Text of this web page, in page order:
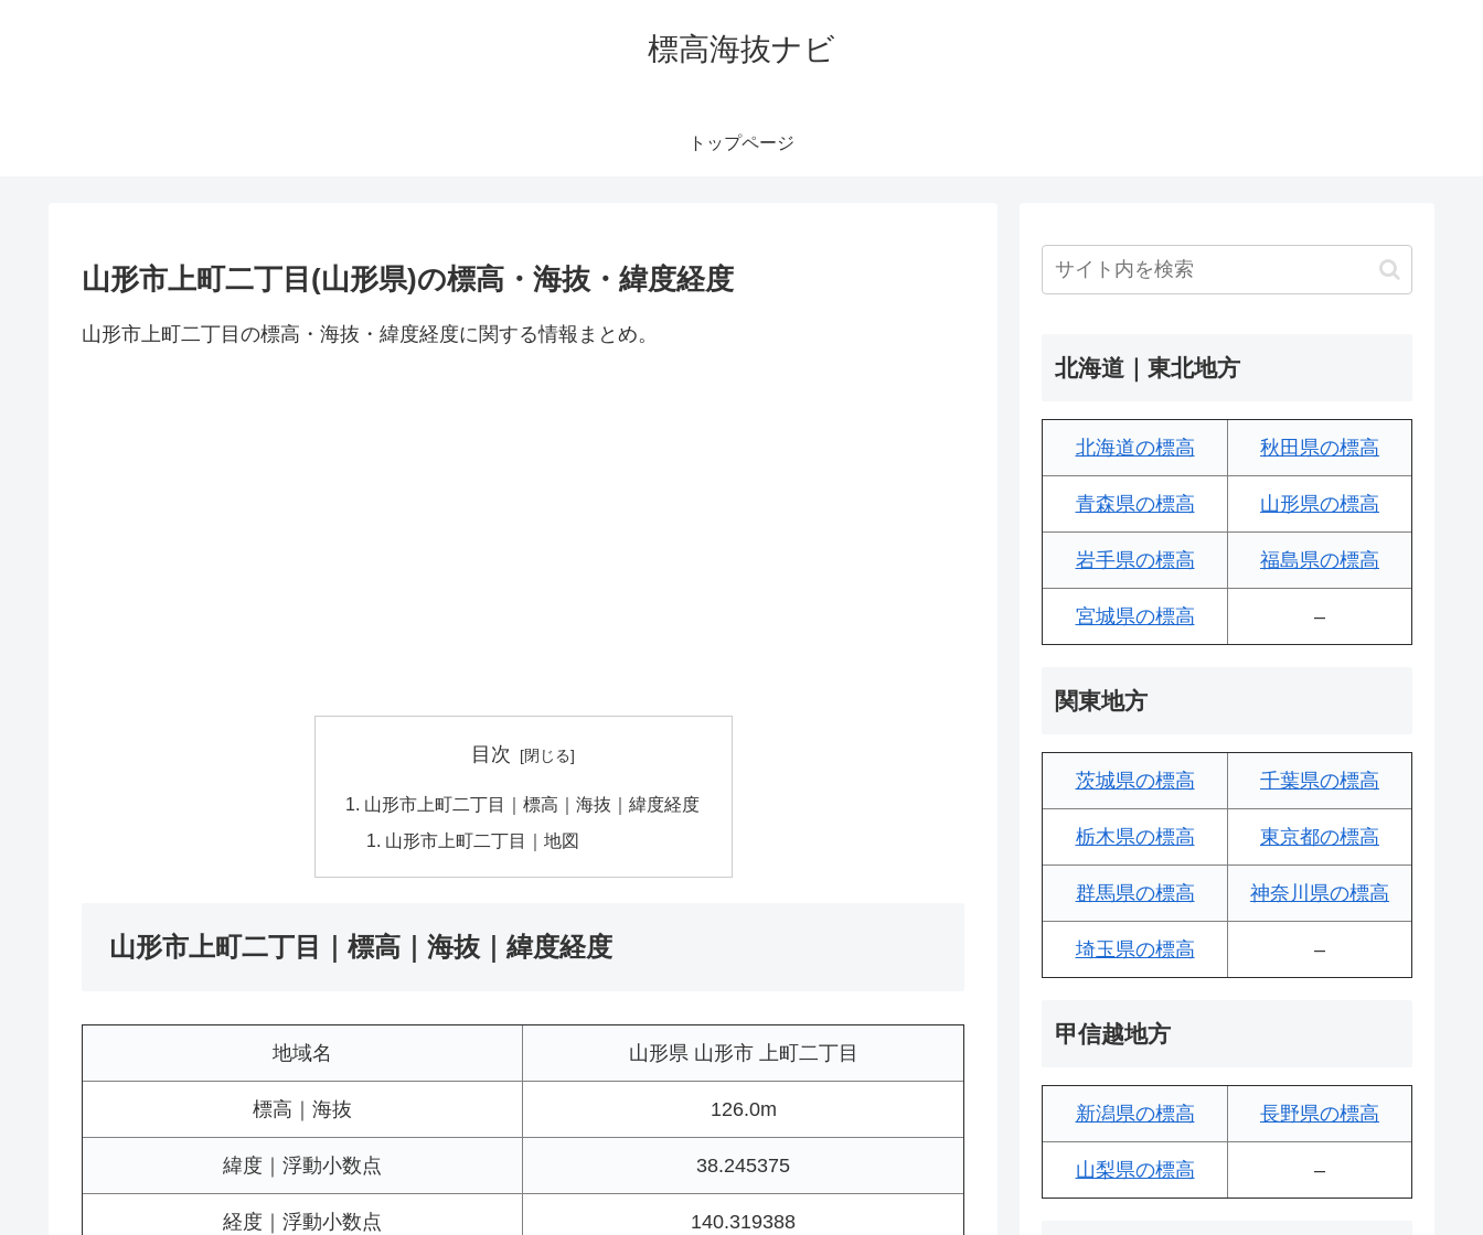
標高海抜ナビ
トップページ
山形市上町二丁目(山形県)の標高・海抜・緯度経度
山形市上町二丁目の標高・海抜・緯度経度に関する情報まとめ。
目次
山形市上町二丁目｜標高｜海抜｜緯度経度
山形市上町二丁目｜地図
山形市上町二丁目｜標高｜海抜｜緯度経度
地域名 山形県 山形市 上町二丁目
標高｜海抜 126.0m
緯度｜浮動小数点 38.245375
経度｜浮動小数点 140.319388
北海道｜東北地方
北海道の標高 秋田県の標高
青森県の標高 山形県の標高
岩手県の標高 福島県の標高
宮城県の標高 –
関東地方
茨城県の標高 千葉県の標高
栃木県の標高 東京都の標高
群馬県の標高 神奈川県の標高
埼玉県の標高 –
甲信越地方
新潟県の標高 長野県の標高
山梨県の標高 –